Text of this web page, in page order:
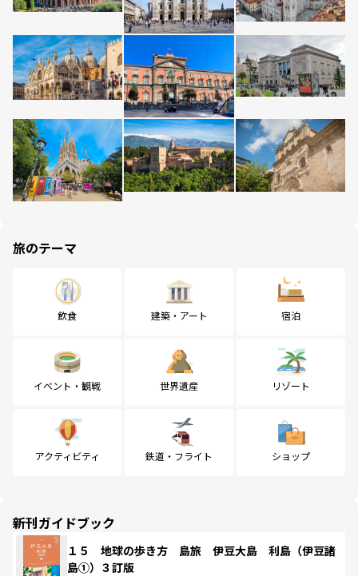
旅のテーマ
飲食 建築・アート 宿泊
イベント・観戦 世界遺産 リゾート
アクティビティ 鉄道・フライト ショップ
新刊ガイドブック
１５ 地球の歩き方 島旅 伊豆大島 利島（伊豆諸
島①）３訂版